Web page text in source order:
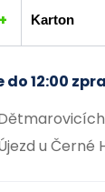
+
do 12:00
u Černé